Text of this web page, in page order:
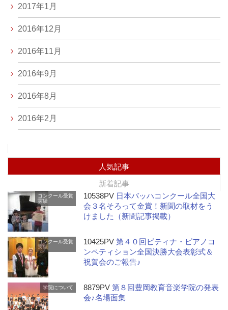
2017年1月
2016年12月
2016年11月
2016年9月
2016年8月
2016年2月
人気記事
新着記事
コンクール受賞
実績
10538PV 日本バッハコンクール全国大
会３名そろって金賞！新聞の取材をう
けました（新聞記事掲載）
コンクール受賞
実績
10425PV第４０回ピティナ・ピアノコ
ンペティション全国決勝大会表彰式＆
祝賀会のご報告♪
学院について 8879PV第８回豊岡教育音楽学院の発表
会♪名場面集